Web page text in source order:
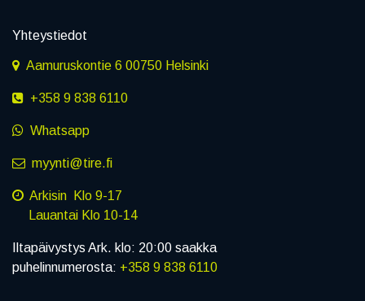
Yhteystiedot
Aamuruskontie 6 00750 Helsinki
+358 9 838 6110
Whatsapp
myynti@tire.fi
Arkisin Klo 9-17
Lauantai Klo 10-14
Iltapäivystys Ark. klo: 20:00 saakka
puhelinnumerosta: +358 9 838 6110